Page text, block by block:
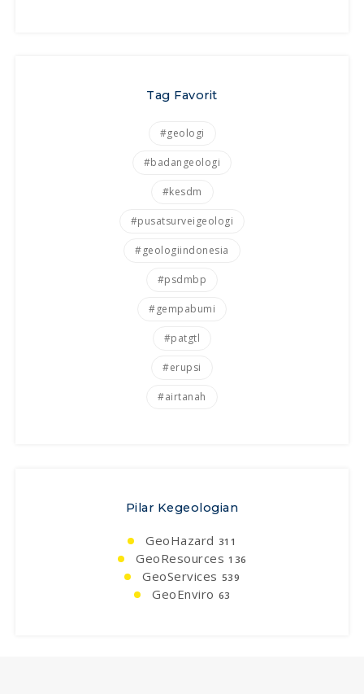
Tag Favorit
#geologi
#badangeologi
#kesdm
#pusatsurveigeologi
#geologiindonesia
#psdmbp
#gempabumi
#patgtl
#erupsi
#airtanah
Pilar Kegeologian
GeoHazard 311
GeoResources 136
GeoServices 539
GeoEnviro 63